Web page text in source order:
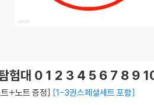
험대 0 1 2 3 4 5 6 7 8 9
+노트 증정] 1-3권스페셜세트 포함